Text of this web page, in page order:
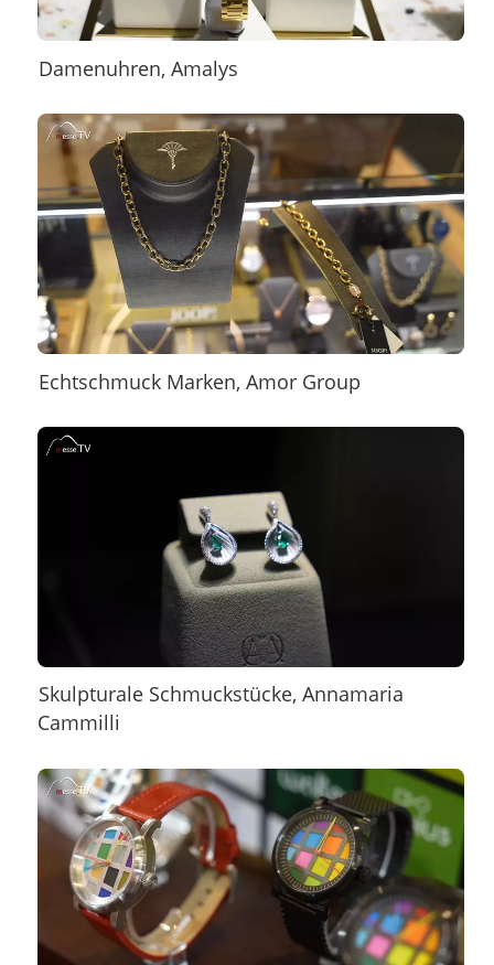
Damenuhren, Amalys
Echtschmuck Marken, Amor Group
Skulpturale Schmuckstücke, Annamaria
Cammilli